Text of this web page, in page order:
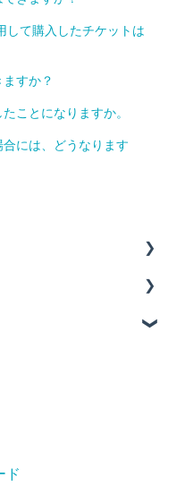
して購入したチケットは
すか？
ことになりますか。
には、どうなります
ド